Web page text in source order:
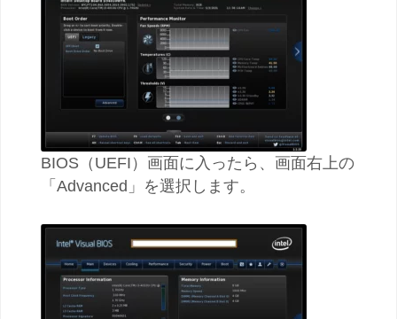
BIOS（UEFI）画面に入ったら、画面右上の
「Advanced」を選択します。